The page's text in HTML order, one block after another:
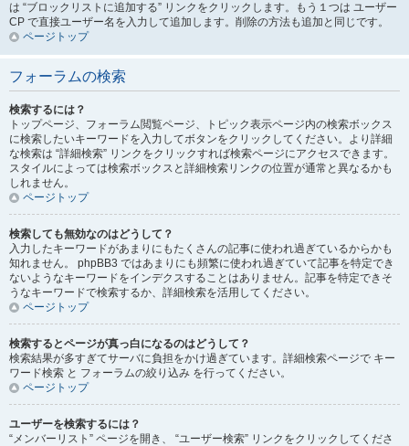
は “ブロックリストに追加する” リンクをクリックします。もう１つは ユーザー
CP で直接ユーザー名を入力して追加します。削除の方法も追加と同じです。
ページトップ
フォーラムの検索
検索するには？
トップページ、フォーラム閲覧ページ、トピック表示ページ内の検索ボックス
に検索したいキーワードを入力してボタンをクリックしてください。より詳細
な検索は “詳細検索” リンクをクリックすれば検索ページにアクセスできます。
スタイルによっては検索ボックスと詳細検索リンクの位置が通常と異なるかも
しれません。
ページトップ
検索しても無効なのはどうして？
入力したキーワードがあまりにもたくさんの記事に使われ過ぎているからかも
知れません。 phpBB3 ではあまりにも頻繁に使われ過ぎていて記事を特定でき
ないようなキーワードをインデクスすることはありません。記事を特定できそ
うなキーワードで検索するか、詳細検索を活用してください。
ページトップ
検索するとページが真っ白になるのはどうして？
検索結果が多すぎてサーバに負担をかけ過ぎています。詳細検索ページで キー
ワード検索 と フォーラムの絞り込み を行ってください。
ページトップ
ユーザーを検索するには？
“メンバーリスト” ページを開き、 “ユーザー検索” リンクをクリックしてくださ